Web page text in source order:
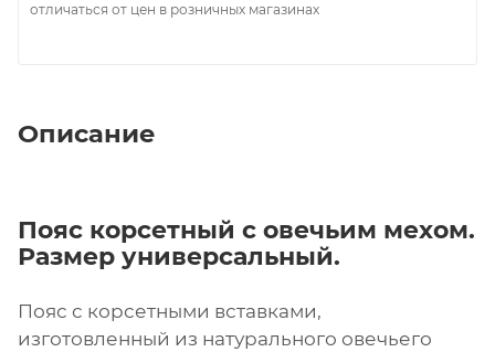
отличаться от цен в розничных магазинах
Описание
Пояс корсетный с овечьим мехом.
Размер универсальный.
Пояс с корсетными вставками,
изготовленный из натурального овечьего